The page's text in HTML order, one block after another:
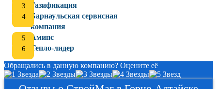
Газификация
Барнаульская сервисная
компания
Амипс
Тепло-лидер
Обращались в данную компанию? Оцените её